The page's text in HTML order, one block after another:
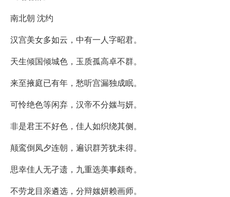
南北朝 沈约
汉宫美女多如云，中有一人字昭君。
天生倾国倾城色，玉质孤高卓不群。
来至掖庭已有年，愁听宫漏独成眠。
可怜绝色等闲弃，汉帝不分媸与妍。
非是君王不好色，佳人如织绕其侧。
颠鸾倒凤夕连朝，遍识群芳犹未得。
思幸佳人无孑遗，九重选美事颇奇。
不劳龙目亲遴选，分辩媸妍赖画师。